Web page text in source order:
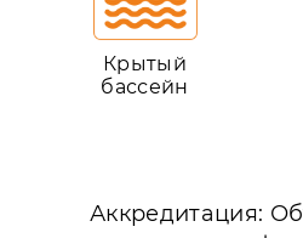
Крытый
бассейн
Аккредитация: